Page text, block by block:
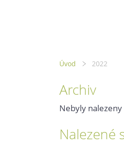
Úvod 2022
Archiv
Nebyly
Nalezené